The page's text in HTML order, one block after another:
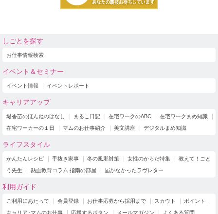
しごとを探す
お仕事情報検索
イベント＆セミナー
イベント情報 イベントレポート
キャリアアップ
堤香苗のほんねのはなし まるこ日記 在宅ワークのABC
在宅ワークまめ知識
在宅ワーカーの１日
マムのお仕事紹介 美文講座 デジタルまめ知識
ライフスタイル
かんたんレシピ 手抜き家事 冬の風邪対策 女性のからだ特集
教えて！ごと
う先生
熱血教育コラム 指南の部屋 届かなかったラヴレター
利用ガイド
ご利用にあたって 会員登録 お仕事応募から採用まで スカウト
ポイント
キャリア･マムのお仕事
応援するボタン メールマガジン よくある質問